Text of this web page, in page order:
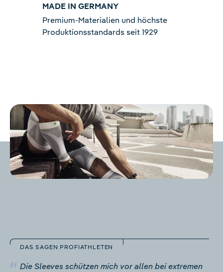
MADE IN GERMANY
Premium-Materialien und höchste
Produktionsstandards seit 1929
DAS SAGEN PROFIATHLETEN
Die Sleeves schützen mich vor allen bei extremen